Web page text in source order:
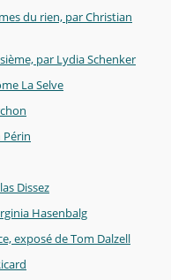
du rien, par Christian
par Lydia Schenker
La Selve
Périn
Dissez
Hasenbalg
exposé de Tom Dalzell